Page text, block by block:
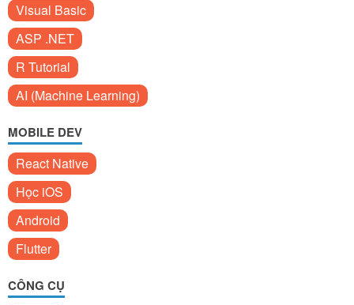
Visual Basic
ASP .NET
R Tutorial
AI (Machine Learning)
MOBILE DEV
React Native
Học iOS
Android
Flutter
CÔNG CỤ